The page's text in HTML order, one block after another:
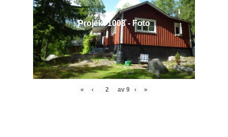
Projekt 1003 - Foto
« ‹ av 9 › »